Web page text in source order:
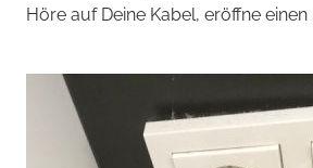
Höre auf Deine Kabel, eröffne